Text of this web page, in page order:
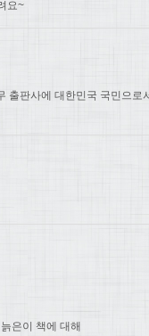
요~
출판사에 대한민국 국민으로
은이 책에 대해